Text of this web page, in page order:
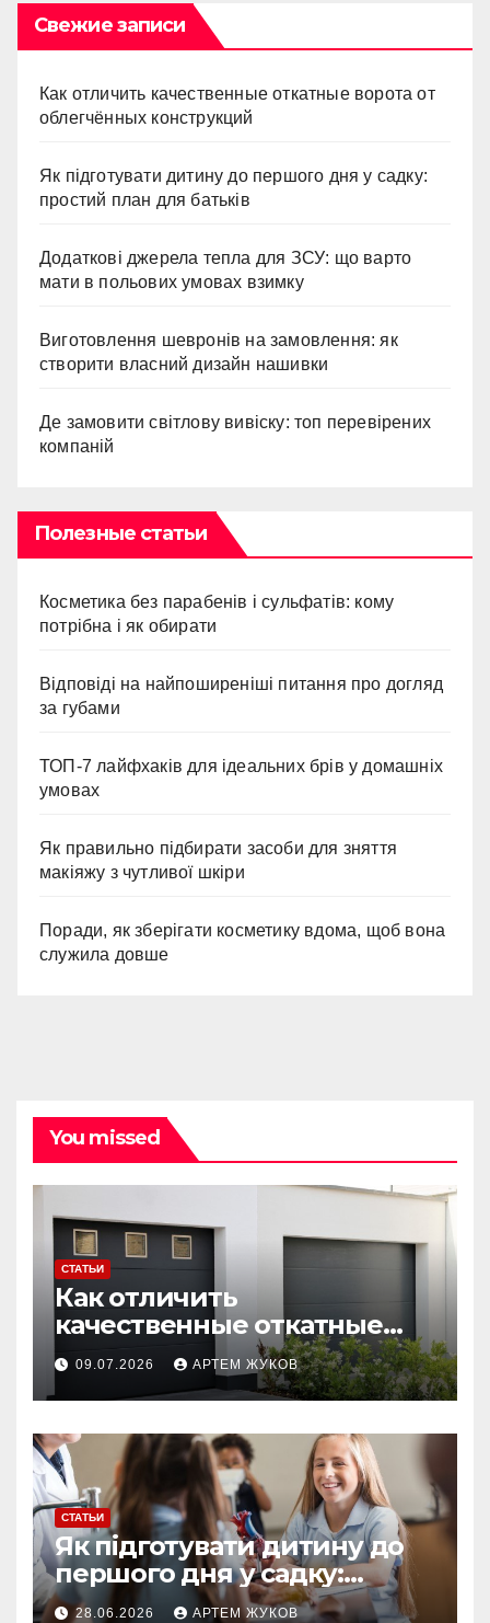
Свежие записи
Как отличить качественные откатные ворота от
облегчённых конструкций
Як підготувати дитину до першого дня у садку:
простий план для батьків
Додаткові джерела тепла для ЗСУ: що варто
мати в польових умовах взимку
Виготовлення шевронів на замовлення: як
створити власний дизайн нашивки
Де замовити світлову вивіску: топ перевірених
компаній
Полезные статьи
Косметика без парабенів і сульфатів: кому
потрібна і як обирати
Відповіді на найпоширеніші питання про догляд
за губами
ТОП-7 лайфхаків для ідеальних брів у домашніх
умовах
Як правильно підбирати засоби для зняття
макіяжу з чутливої шкіри
Поради, як зберігати косметику вдома, щоб вона
служила довше
You missed
СТАТЬИ
Как отличить
качественные откатные
ворота от облегчённых
конструкций
09.07.2026 АРТЕМ ЖУКОВ
СТАТЬИ
Як підготувати дитину до
першого дня у садку:
простий план для батьків
28.06.2026 АРТЕМ ЖУКОВ